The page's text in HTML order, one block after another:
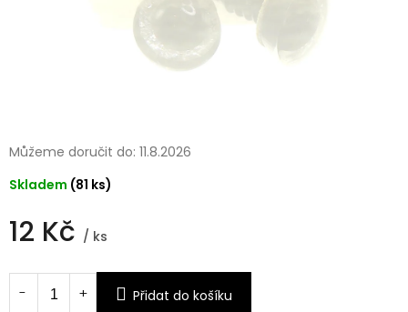
12 Kč / ks
cena:
Skladem (81 ks)
Můžeme doručit do: 11.8.2026
Přidat do košíku